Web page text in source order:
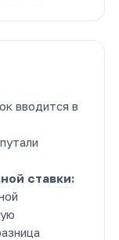
вводится в
ставки: